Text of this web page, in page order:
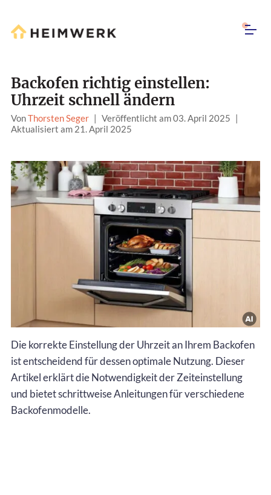
Backofen richtig einstellen:
Uhrzeit schnell ändern
VonThorsten Seger | Veröffentlicht am 03. April 2025 |
Aktualisiert am 21. April 2025
Die korrekte Einstellung der Uhrzeit an Ihrem Backofen
ist entscheidend für dessen optimale Nutzung. Dieser
Artikel erklärt die Notwendigkeit der Zeiteinstellung
und bietet schrittweise Anleitungen für verschiedene
Backofenmodelle.